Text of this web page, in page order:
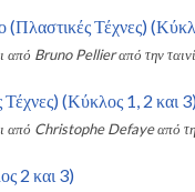
(Πλαστικές Τέχνες)
από Bruno Pellierαπό την
(Κύκλος 1, 2 και 3)
από Christophe Defayeαπό
2 και 3)